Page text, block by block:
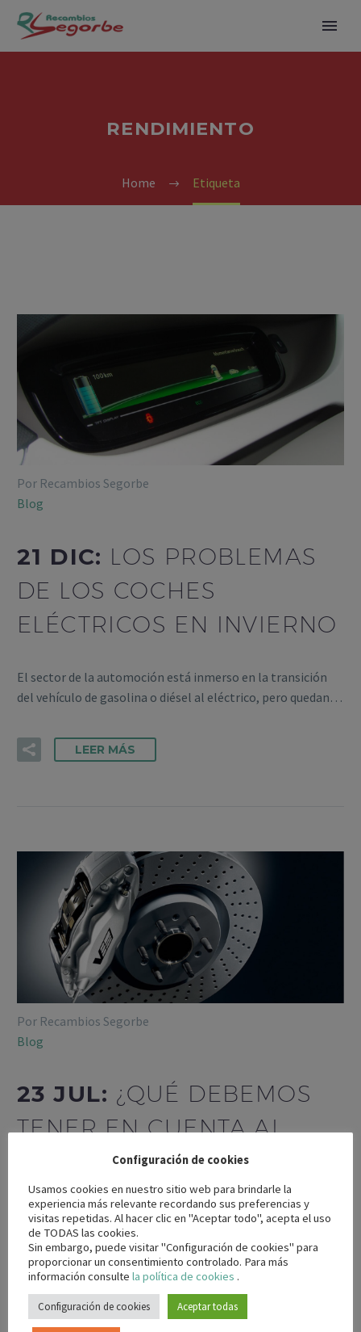
RENDIMIENTO
Home Etiqueta
Por Recambios Segorbe
Blog
21 DIC: LOS PROBLEMAS
DE LOS COCHES
ELÉCTRICOS EN INVIERNO
El sector de la automoción está inmerso en la transición
del vehículo de gasolina o diésel al eléctrico, pero quedan…
LEER MÁS
Por Recambios Segorbe
Blog
23 JUL: ¿QUÉ DEBEMOS
TENER EN CUENTA AL
CAMBIAR EL FRENO DE
TAMBOR POR EL DE
DISCO?
¿El cliente quiere cambiar el freno de tambor de su vehículo
por el de disco? ¿Y tú quieres aconsejarle si…
Configuración de cookies
Usamos cookies en nuestro sitio web para brindarle la
experiencia más relevante recordando sus preferencias y
visitas repetidas. Al hacer clic en "Aceptar todo", acepta el uso
de TODAS las cookies.
Sin embargo, puede visitar "Configuración de cookies" para
proporcionar un consentimiento controlado. Para más
información consulte la política de cookies .
Configuración de cookies Aceptar todas